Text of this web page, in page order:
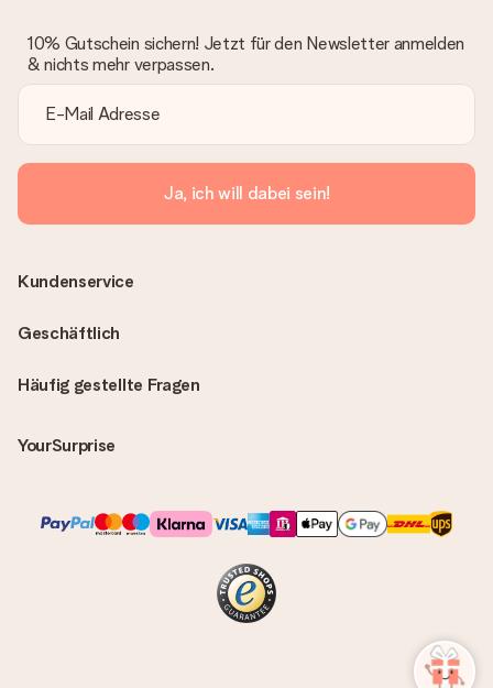
10% Gutschein sichern! Jetzt für den Newsletter anmelden
& nichts mehr verpassen.
Ja, ich will dabei sein!
Häufig gestellte Fragen
YourSurprise
Kundenservice
Geschäftlich